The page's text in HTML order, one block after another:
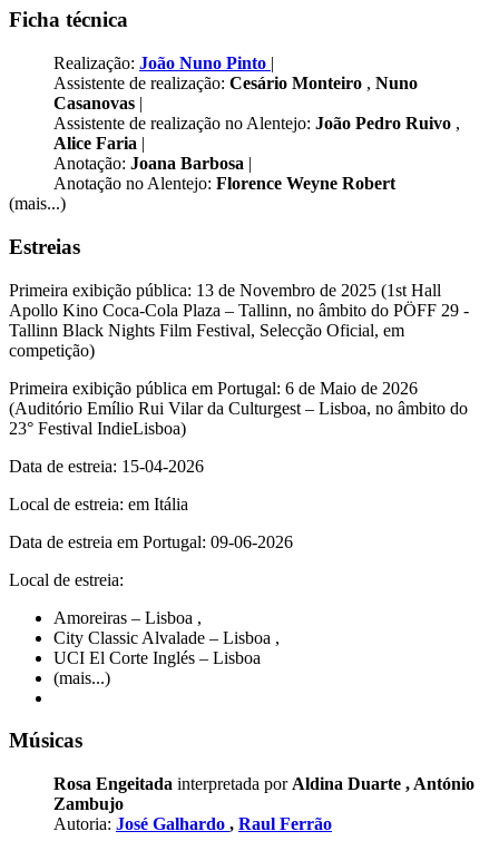
Ficha técnica
Realização: João Nuno Pinto |
Assistente de realização: Cesário Monteiro , Nuno
Casanovas |
Assistente de realização no Alentejo: João Pedro Ruivo ,
Alice Faria |
Anotação: Joana Barbosa |
Anotação no Alentejo: Florence Weyne Robert
(mais...)
Estreias
Primeira exibição pública: 13 de Novembro de 2025 (1st Hall
Apollo Kino Coca-Cola Plaza – Tallinn, no âmbito do PÖFF 29 -
Tallinn Black Nights Film Festival, Selecção Oficial, em
competição)
Primeira exibição pública em Portugal: 6 de Maio de 2026
(Auditório Emílio Rui Vilar da Culturgest – Lisboa, no âmbito do
23° Festival IndieLisboa)
Data de estreia: 15-04-2026
Local de estreia: em Itália
Data de estreia em Portugal: 09-06-2026
Local de estreia:
Amoreiras – Lisboa ,
City Classic Alvalade – Lisboa ,
UCI El Corte Inglés – Lisboa
(mais...)
Músicas
Rosa Engeitada interpretada por Aldina Duarte , António
Zambujo
Autoria: José Galhardo , Raul Ferrão